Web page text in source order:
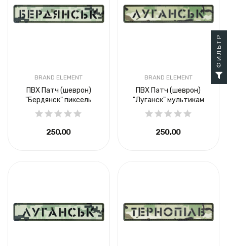
BRAND ELEMENT
ПВХ Патч (шеврон)
"Бердянск" пиксель
250,00 ₴
BRAND ELEMENT
ПВХ Патч (шеврон)
"Луганск" мультикам
250,00 ₴
ФИЛЬТР